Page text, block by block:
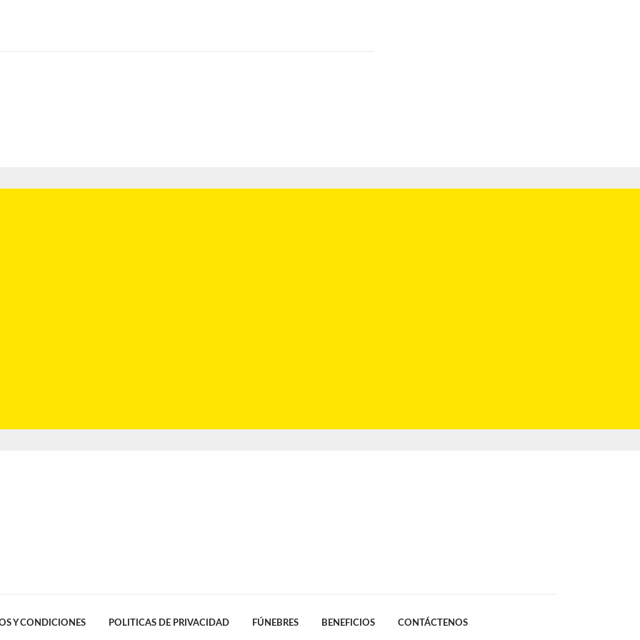
Y CONDICIONES POLITICAS DE PRIVACIDAD FÚNEBRES BENEFICIOS CONTÁCTENOS